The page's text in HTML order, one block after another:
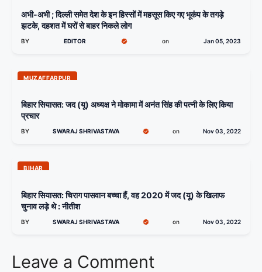
अभी-अभी ; दिल्ली समेत देश के इन हिस्सों में महसूस किए गए भूकंप के तगड़े
झटके, दहशत में घरों से बाहर निकले लोग
BY EDITOR on Jan 05, 2023
MUZAFFARPUR
बिहार सियासत: जद (यू) अध्यक्ष ने मोकामा में अनंत सिंह की पत्नी के लिए किया
प्रचार
BY SWARAJ SHRIVASTAVA on Nov 03, 2022
BIHAR
बिहार सियासत: चिराग पासवान बच्चा हैं, वह 2020 में जद (यू) के खिलाफ
चुनाव लड़े थे : नीतीश
BY SWARAJ SHRIVASTAVA on Nov 03, 2022
Leave a Comment